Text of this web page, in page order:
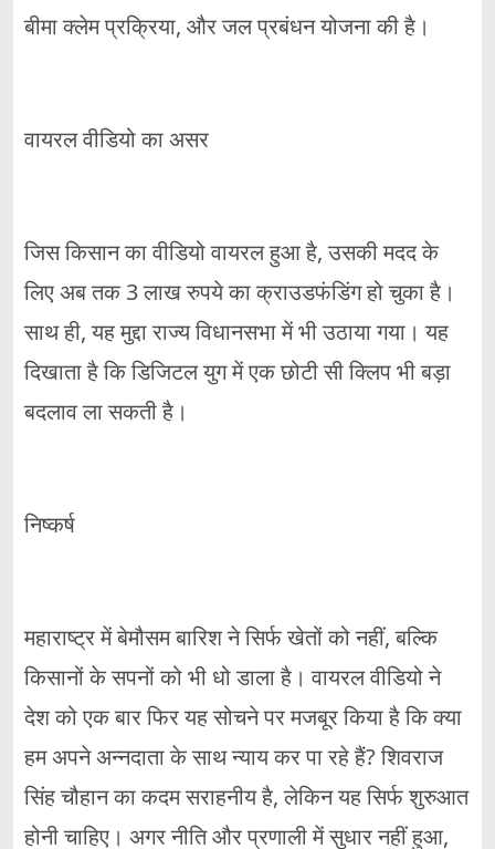
बीमा क्लेम प्रक्रिया, और जल प्रबंधन योजना की है।
वायरल वीडियो का असर
जिस किसान का वीडियो वायरल हुआ है, उसकी मदद के
लिए अब तक 3 लाख रुपये का क्राउडफंडिंग हो चुका है।
साथ ही, यह मुद्दा राज्य विधानसभा में भी उठाया गया। यह
दिखाता है कि डिजिटल युग में एक छोटी सी क्लिप भी बड़ा
बदलाव ला सकती है।
निष्कर्ष
महाराष्ट्र में बेमौसम बारिश ने सिर्फ खेतों को नहीं, बल्कि
किसानों के सपनों को भी धो डाला है। वायरल वीडियो ने
देश को एक बार फिर यह सोचने पर मजबूर किया है कि क्या
हम अपने अन्नदाता के साथ न्याय कर पा रहे हैं? शिवराज
सिंह चौहान का कदम सराहनीय है, लेकिन यह सिर्फ शुरुआत
होनी चाहिए। अगर नीति और प्रणाली में सुधार नहीं हुआ,